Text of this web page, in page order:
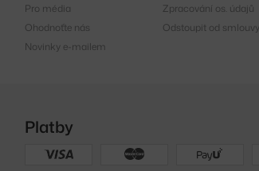
Pro média
Ohodnoťte nás
Novinky e-mailem
Zpracování os. údajů
Odstoupit od smlouvy
Platby